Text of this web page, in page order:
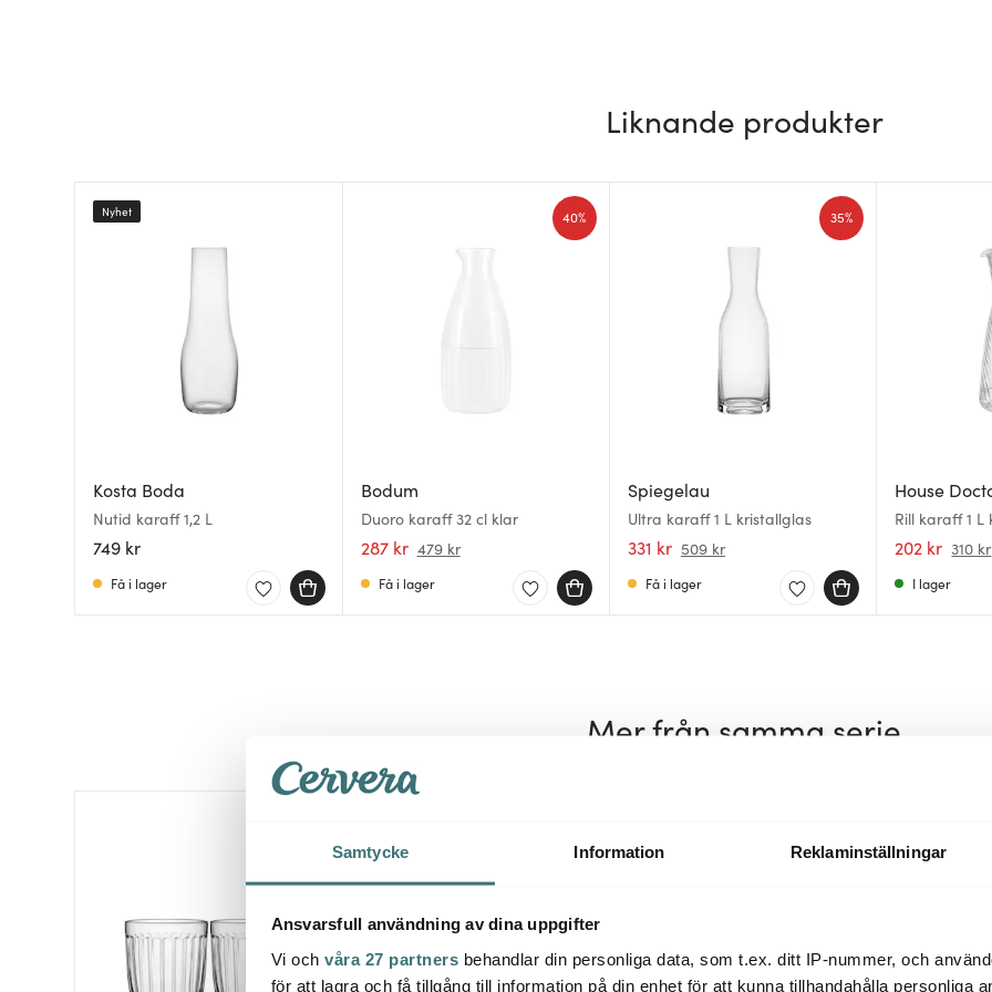
Samtycke Information Reklaminställningar
Ansvarsfull användning av dina uppgifter
Vi och våra 27 partners behandlar din personliga data, som t.ex. ditt IP-nummer, och
för att lagra och få tillgång till information på din enhet för att kunna tillhandahålla personliga
Liknande produkter
Kosta Boda
Nutid karaff 1,2 L
749 kr
Nyhet
Få i lager
Bodum
Duoro karaff 32 cl klar
287 kr 479 kr
40%
Få i lager
Spiegelau
Ultra karaff 1 L kristallglas
331 kr 509 kr
35%
Få i lager
House
Rill karaff 1 L
202 kr 310 kr
I lager
Mer från samma serie